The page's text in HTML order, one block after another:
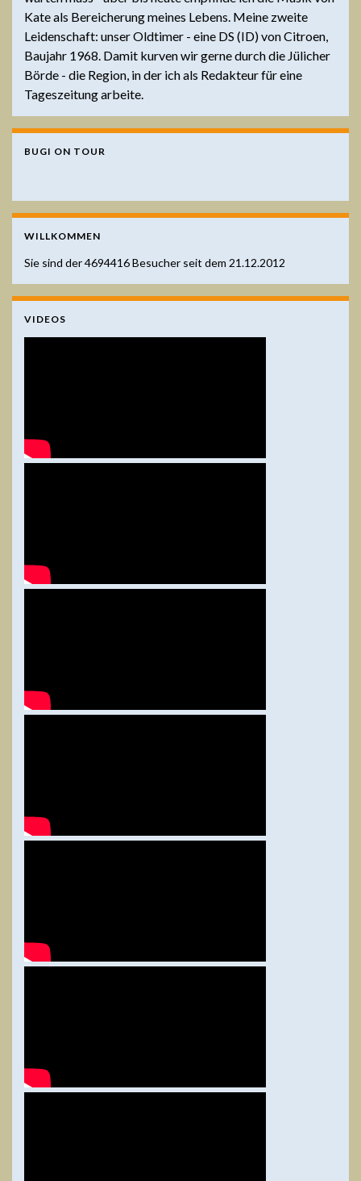
Kate als Bereicherung meines Lebens. Meine zweite
Leidenschaft: unser Oldtimer - eine DS (ID) von Citroen,
Baujahr 1968. Damit kurven wir gerne durch die Jülicher
Börde - die Region, in der ich als Redakteur für eine
Tageszeitung arbeite.
BUGI ON TOUR
WILLKOMMEN
Sie sind der4694416Besucher seit dem 21.12.2012
VIDEOS